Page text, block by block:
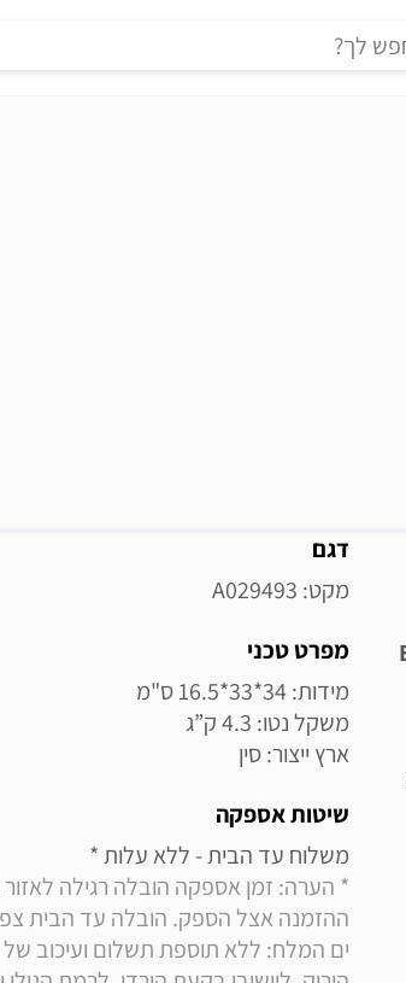
מידע נוסף
דגם
מקט: A029493
מפרט טכני
ארץ ייצור: סין
שיטות אספקה
משלוח עד הבית - ללא עלות *